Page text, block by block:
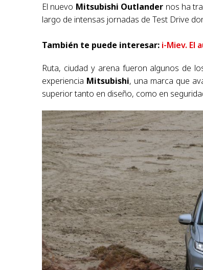
El nuevo Mitsubishi Outlander nos ha
largo de intensas jornadas de Test Drive
También te puede interesar: i-Miev. El
Ruta, ciudad y arena fueron algunos de
experiencia Mitsubishi, una marca que
superior tanto en diseño, como en